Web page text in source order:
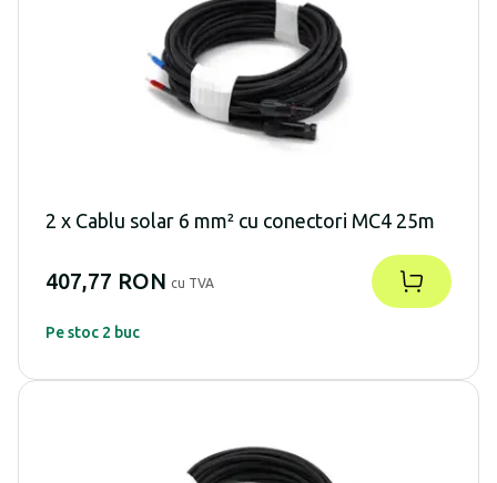
2 x Cablu solar 6 mm² cu conectori MC4 25m
407,77 RON cu TVA
Pe stoc 2 buc